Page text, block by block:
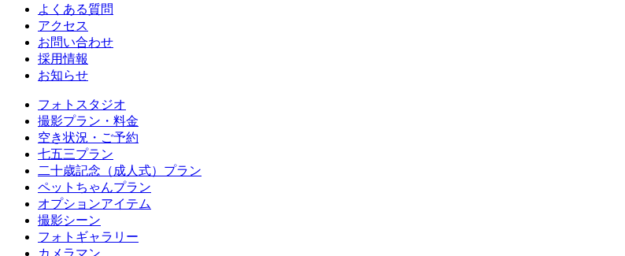
よくある質問
アクセス
お問い合わせ
採用情報
お知らせ
フォトスタジオ
撮影プラン・料金
空き状況・ご予約
七五三プラン
二十歳記念（成人式）プラン
ペットちゃんプラン
オプションアイテム
撮影シーン
フォトギャラリー
カメラマン